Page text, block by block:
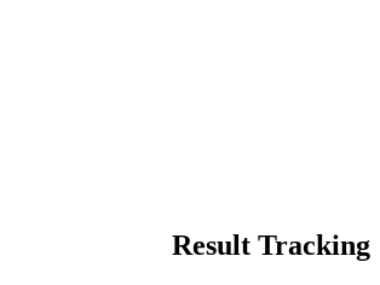
Result Tracking